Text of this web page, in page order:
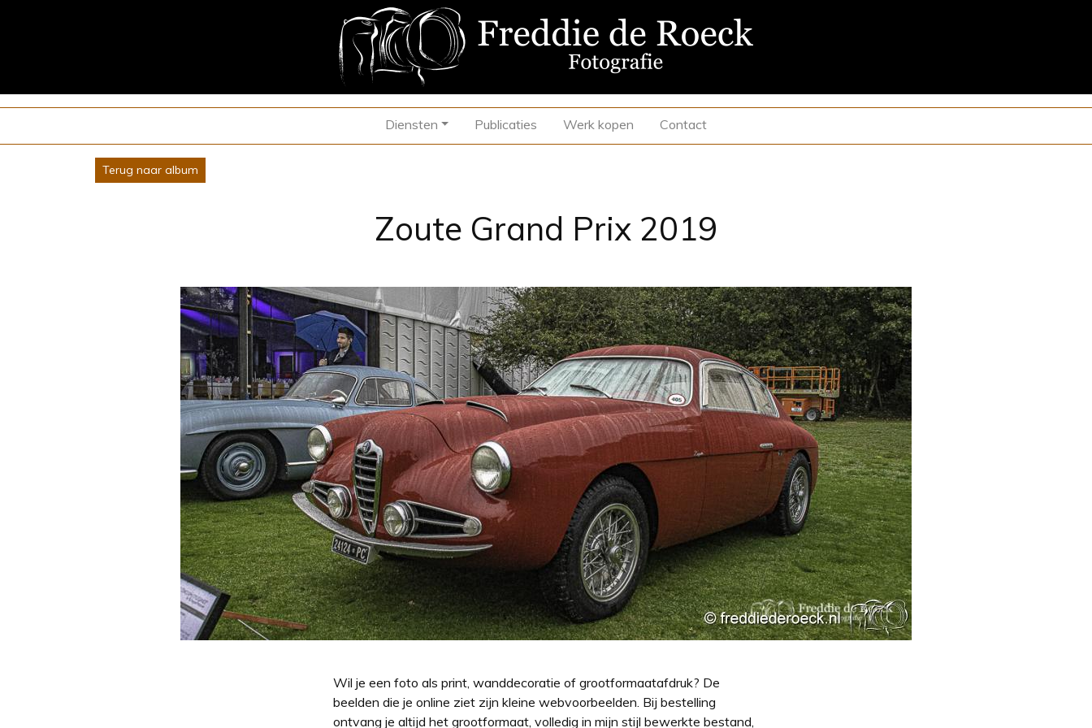
Diensten Publicaties Werk kopen Contact
Terug naar album
Zoute Grand Prix 2019
Wil je een foto als print, wanddecoratie of grootformaatafdruk? De
beelden die je online ziet zijn kleine webvoorbeelden. Bij bestelling
ontvang je altijd het grootformaat, volledig in mijn stijl bewerkte bestand,